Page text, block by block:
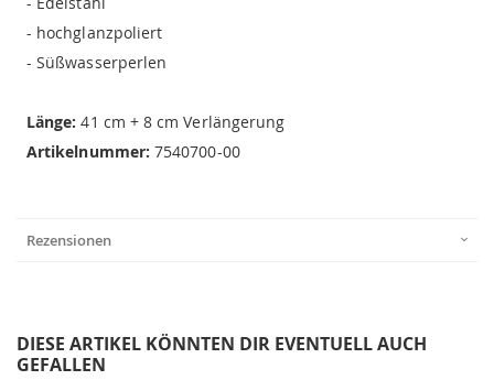
- hochglanzpoliert
- Süßwasserperlen
Länge: 41 cm + 8 cm Verlängerung
Artikelnummer:7540700-00
Rezensionen
DIESE ARTIKEL KÖNNTEN DIR EVENTUELL AUCH
GEFALLEN